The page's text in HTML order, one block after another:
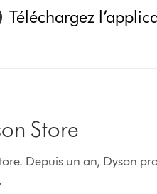
Téléchargez
Store
Depuis un an, Dyson